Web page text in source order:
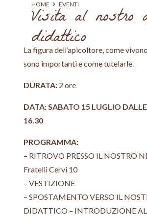
HOME EVENTI
Visita al nostro
didattico
La figura dell’apicoltore, come
sono importanti e come tutelarle.
DURATA: 2 ore
DATA: SABATO 15 LUGLIO
16.30
PROGRAMMA:
– RITROVO PRESSO IL NOSTRO
Fratelli Cervi 10
– VESTIZIONE
– SPOSTAMENTO VERSO IL
DIDATTICO – INTRODUZIONE